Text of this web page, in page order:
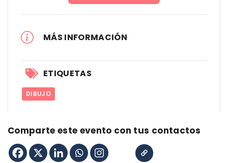
MÁS INFORMACIÓN
ETIQUETAS
DIBUJO
Comparte este evento con tus contactos